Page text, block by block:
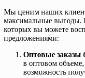
Мы ценим наших
максимальные выгоды.
которых вы можете
предложениями:
Оптовые заказы
в оптовом
возможность